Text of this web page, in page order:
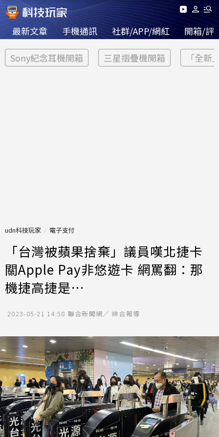
最新文章 手機通訊 社群/APP/網紅 開箱/評
Sony紀念耳機開箱 三星摺疊機開箱 「全新
udn科技玩家 電子支付
「台灣被蘋果捨棄」議員嘆北捷卡
關Apple Pay非悠遊卡 網罵翻：那
機捷高捷是…
2023-05-21 14:58 聯合新聞網／ 綜合報導